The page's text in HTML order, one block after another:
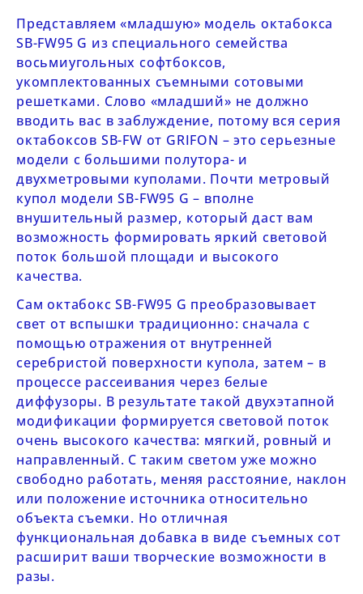
Представляем «младшую» модель октабокса
SB-FW95 G из специального семейства
восьмиугольных софтбоксов,
укомплектованных съемными сотовыми
решетками. Слово «младший» не должно
вводить вас в заблуждение, потому вся серия
октабоксов SB-FW от GRIFON – это серьезные
модели с большими полутора- и
двухметровыми куполами. Почти метровый
купол моделиSB-FW95 G– вполне
внушительный размер, который даст вам
возможность формировать яркий световой
поток большой площади и высокого
качества.
Сам октабоксSB-FW95 G преобразовывает
свет от вспышки традиционно: сначала с
помощью отражения от внутренней
серебристой поверхности купола, затем – в
процессе рассеивания через белые
диффузоры. В результате такой двухэтапной
модификации формируется световой поток
очень высокого качества: мягкий, ровный и
направленный. С таким светом уже можно
свободно работать, меняя расстояние, наклон
или положение источника относительно
объекта съемки. Но отличная
функциональная добавка в виде съемных сот
расширит ваши творческие возможности в
разы.